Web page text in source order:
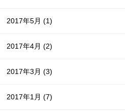
2017年5月(1)
2017年4月(2)
2017年3月(3)
2017年1月(7)